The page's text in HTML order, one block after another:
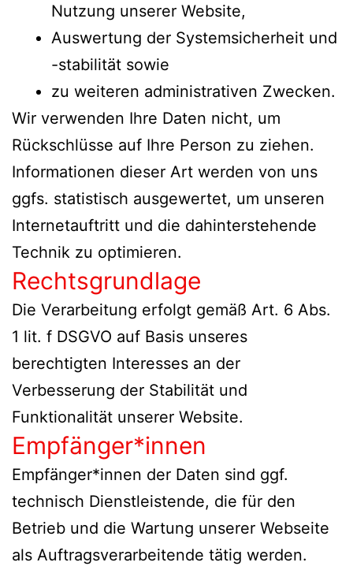
Nutzung unserer Website,
Auswertung der Systemsicherheit und
-stabilität sowie
zu weiteren administrativen Zwecken.
Wir verwenden Ihre Daten nicht, um
Rückschlüsse auf Ihre Person zu ziehen.
Informationen dieser Art werden von uns
ggfs. statistisch ausgewertet, um unseren
Internetauftritt und die dahinterstehende
Technik zu optimieren.
Rechtsgrundlage
Die Verarbeitung erfolgt gemäß Art. 6 Abs.
1 lit. f DSGVO auf Basis unseres
berechtigten Interesses an der
Verbesserung der Stabilität und
Funktionalität unserer Website.
Empfänger*innen
Empfänger*innen der Daten sind ggf.
technisch Dienstleistende, die für den
Betrieb und die Wartung unserer Webseite
als Auftragsverarbeitende tätig werden.